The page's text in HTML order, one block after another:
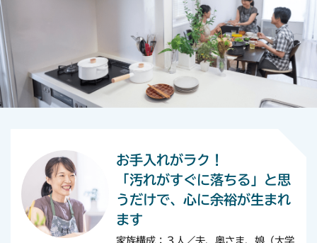
お手入れがラク！
「汚れがすぐに落ちる」と思
うだけで、心に余裕が生まれ
ます
家族構成：３人／夫、奥さま、娘（大学